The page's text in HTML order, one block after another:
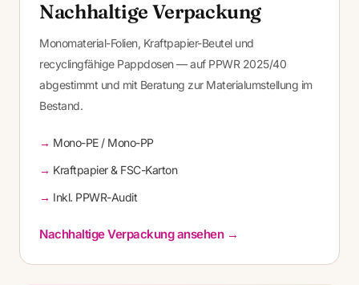
Nachhaltige Verpackung
Monomaterial-Folien, Kraftpapier-Beutel und
recyclingfähige Pappdosen — auf PPWR 2025/40
abgestimmt und mit Beratung zur Materialumstellung im
Bestand.
Mono-PE / Mono-PP
Kraftpapier & FSC-Karton
Inkl. PPWR-Audit
Nachhaltige Verpackung ansehen →